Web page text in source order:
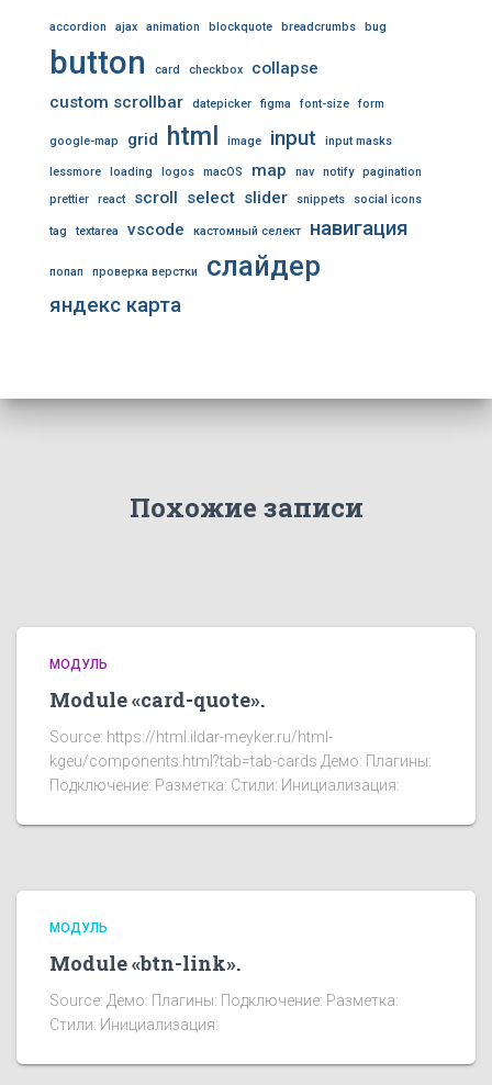
accordion ajax animation blockquote breadcrumbs bug
button card checkbox
collapse
custom scrollbar
datepicker figma font-size form
google-map grid html image input input masks
lessmore loading logos macOS map nav notify
pagination
prettier
react scroll select slider snippets social icons
tag textarea vscode кастомный селект навигация
попап проверка верстки слайдер
яндекс карта
Похожие записи
МОДУЛЬ
Module «card-quote».
Source: https://html.ildar-meyker.ru/html-
kgeu/components.html?tab=tab-cards Демо: Плагины:
Подключение: Разметка: Стили: Инициализация:
МОДУЛЬ
Module «btn-link».
Source: Демо: Плагины: Подключение: Разметка:
Стили: Инициализация: